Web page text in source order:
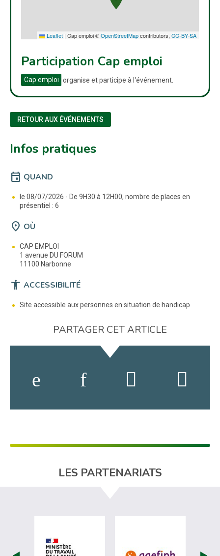
Leaflet | Cap emploi ©OpenStreetMapcontributors, CC-BY-SA
Participation Cap emploi
Cap emploi organise et participe à l'événement.
RETOUR AUX ÉVÉNEMENTS
Infos pratiques
event QUAND
le 08/07/2026 - De 9H30 à 12H00, nombre de places en
présentiel : 6
location_on OÙ
CAP EMPLOI
1 avenue DU FORUM
11100 Narbonne
accessibility_new ACCESSIBILITÉ
Site accessible aux personnes en situation de handicap
PARTAGER CET ARTICLE
LES PARTENARIATS